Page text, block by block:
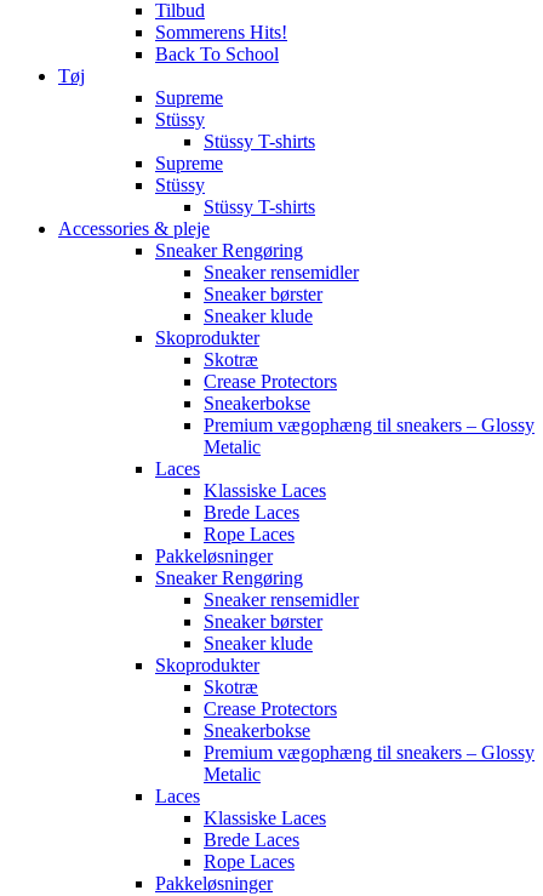
Tilbud
Sommerens Hits!
Back To School
Tøj
Supreme
Stüssy
Stüssy T-shirts
Supreme
Stüssy
Stüssy T-shirts
Accessories & pleje
Sneaker Rengøring
Sneaker rensemidler
Sneaker børster
Sneaker klude
Skoprodukter
Skotræ
Crease Protectors
Sneakerbokse
Premium vægophæng til sneakers – Glossy
Metalic
Laces
Klassiske Laces
Brede Laces
Rope Laces
Pakkeløsninger
Sneaker Rengøring
Sneaker rensemidler
Sneaker børster
Sneaker klude
Skoprodukter
Skotræ
Crease Protectors
Sneakerbokse
Premium vægophæng til sneakers – Glossy
Metalic
Laces
Klassiske Laces
Brede Laces
Rope Laces
Pakkeløsninger